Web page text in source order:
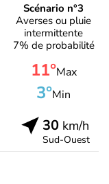
Scénario n°3
Averses ou pluie
intermittente
7% de probabilité
11°Max
3°Min
30 km/h
Sud-Ouest